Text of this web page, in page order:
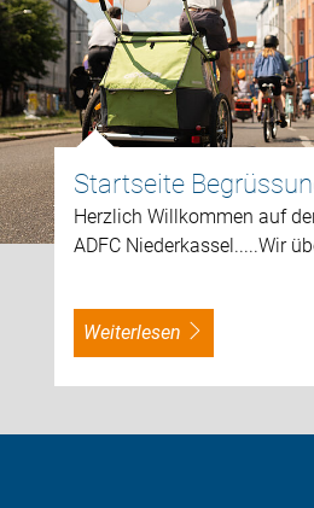
Startseite
Herzlich Willkommen auf
ADFC Niederkassel.....Wir
weiterlesen